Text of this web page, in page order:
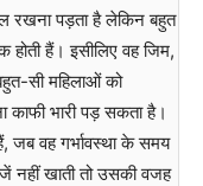
रखना पड़ता है लेकिन बहुत
हैं। इसीलिए वह जिम,
सी महिलाओं को
काफी भारी पड़ सकता है।
जब वह गर्भावस्था के समय
नहीं खाती तो उसकी वजह